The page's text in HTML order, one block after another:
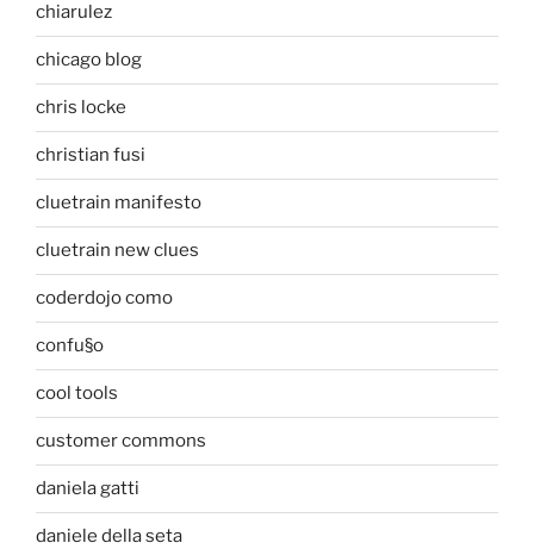
chiarulez
chicago blog
chris locke
christian fusi
cluetrain manifesto
cluetrain new clues
coderdojo como
confu§o
cool tools
customer commons
daniela gatti
daniele della seta